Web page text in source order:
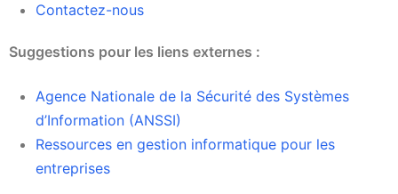
Contactez-nous
Suggestions pour les liens externes :
Agence Nationale de la Sécurité des Systèmes
d’Information (ANSSI)
Ressources en gestion informatique pour les
entreprises